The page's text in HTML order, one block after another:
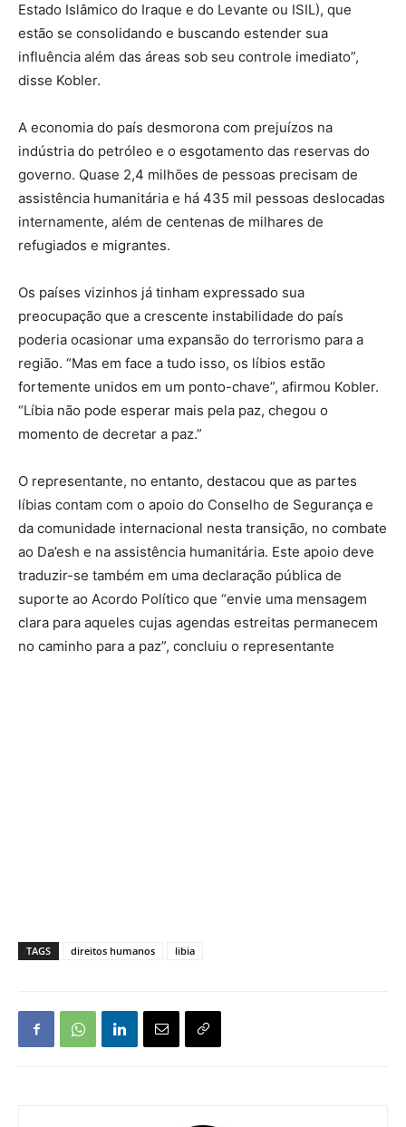
Estado Islâmico do Iraque e do Levante ou ISIL), que
estão se consolidando e buscando estender sua
influência além das áreas sob seu controle imediato”,
disse Kobler.
A economia do país desmorona com prejuízos na
indústria do petróleo e o esgotamento das reservas do
governo. Quase 2,4 milhões de pessoas precisam de
assistência humanitária e há 435 mil pessoas deslocadas
internamente, além de centenas de milhares de
refugiados e migrantes.
Os países vizinhos já tinham expressado sua
preocupação que a crescente instabilidade do país
poderia ocasionar uma expansão do terrorismo para a
região. “Mas em face a tudo isso, os líbios estão
fortemente unidos em um ponto-chave”, afirmou Kobler.
“Líbia não pode esperar mais pela paz, chegou o
momento de decretar a paz.”
O representante, no entanto, destacou que as partes
líbias contam com o apoio do Conselho de Segurança e
da comunidade internacional nesta transição, no combate
ao Da’esh e na assistência humanitária. Este apoio deve
traduzir-se também em uma declaração pública de
suporte ao Acordo Político que “envie uma mensagem
clara para aqueles cujas agendas estreitas permanecem
no caminho para a paz”, concluiu o representante
TAGS direitos humanos libia